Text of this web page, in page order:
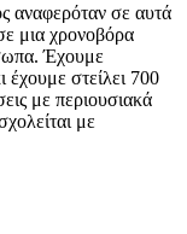
αναφερόταν σε αυτά
μια χρονοβόρα
Έχουμε
έχουμε στείλει 700
με περιουσιακά
με